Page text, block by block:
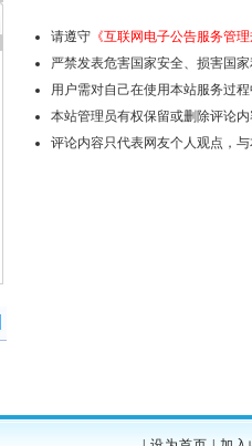
请遵守 《互联网电子公告服务管
严禁发表危害国家安全、损害国
用户需对自己在使用本站服务过
本站管理员有权保留或删除评论
评论内容只代表网友个人观点，